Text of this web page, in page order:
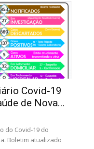
Covid-19
de Nova...
do Covid-19 do
Boletim atualizado